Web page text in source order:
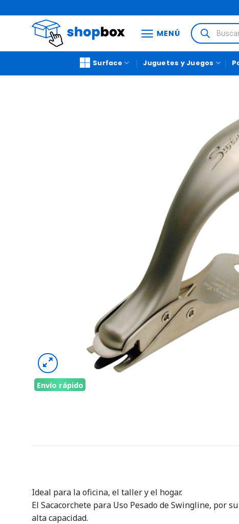
MENÚ
Surface Juguetes y Juegos
Envío rápido
Ideal para la oficina, el taller y el hogar.
El Sacacorchete para Uso Pesado de Swingline, por
alta capacidad.